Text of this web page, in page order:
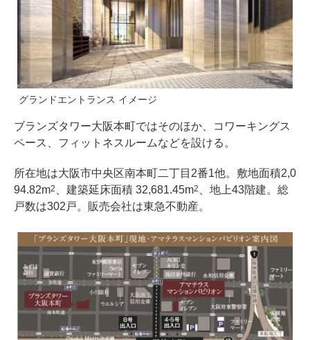
グランドエントランス イメージ
ブランズタワー大阪本町ではそのほか、コワーキングス
ペース、フィットネスルームなどを設ける。
所在地は大阪市中央区南本町二丁目2番1他。敷地面積2,0
94.82m2 、建築延床面積 32,681.45m2
、地上43階建。総
戸数は302戸。販売会社は東急不動産。